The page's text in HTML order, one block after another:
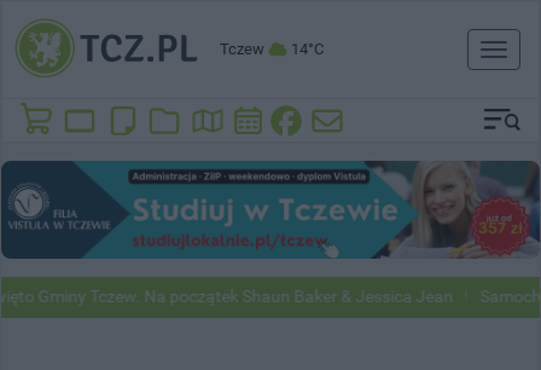
Tczew 14°C
Toggle
Gminy Tczew. Na początek Shaun Baker & Jessica Jean